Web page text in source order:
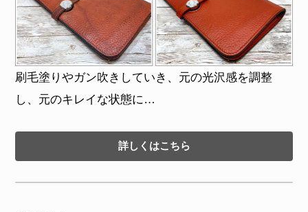
刷毛塗りやガン吹きしていき、元の光沢感を調整
し、元のキレイな状態に…
詳しくはこちら